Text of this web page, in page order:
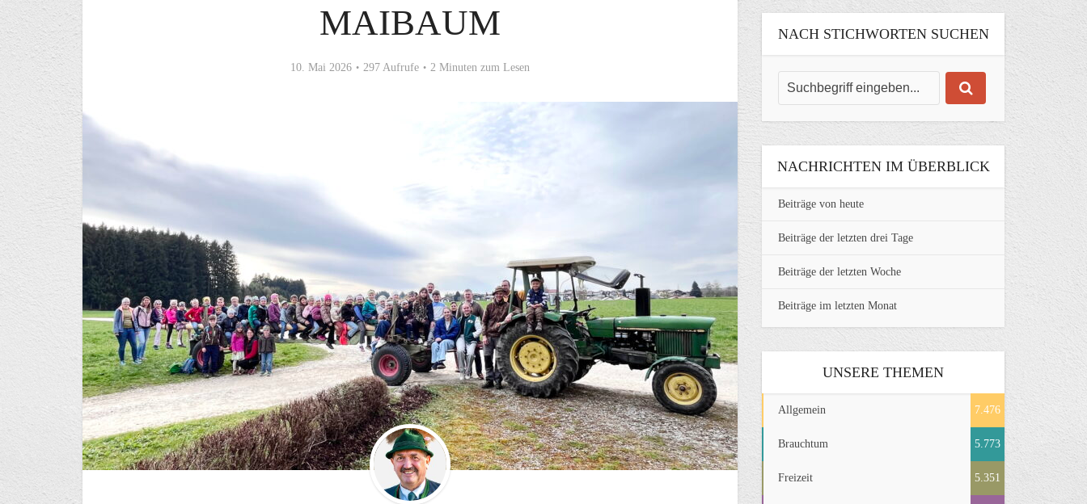
MAIBAUM
10. Mai 2026 297 Aufrufe 2 Minuten zum Lesen
NACH STICHWORTEN SUCHEN
NACHRICHTEN IM ÜBERBLICK
Beiträge von heute
Beiträge der letzten drei Tage
Beiträge der letzten Woche
Beiträge im letzten Monat
UNSERE THEMEN
Allgemein 7.476
Brauchtum 5.773
Freizeit 5.351